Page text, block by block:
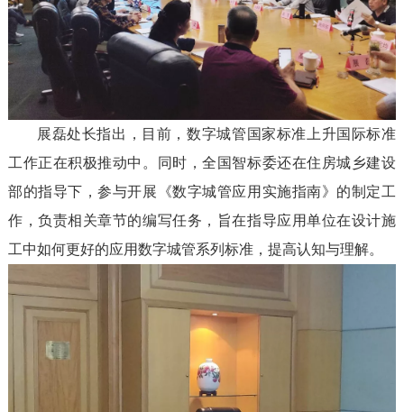
展磊处长指出，目前，数字城管国家标准上升国际标准
工作正在积极推动中。同时，全国智标委还在住房城乡建设
部的指导下，参与开展《数字城管应用实施指南》的制定工
作，负责相关章节的编写任务，旨在指导应用单位在设计施
工中如何更好的应用数字城管系列标准，提高认知与理解。